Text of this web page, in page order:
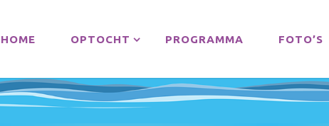
HOME OPTOCHT PROGRAMMA FOTO’S